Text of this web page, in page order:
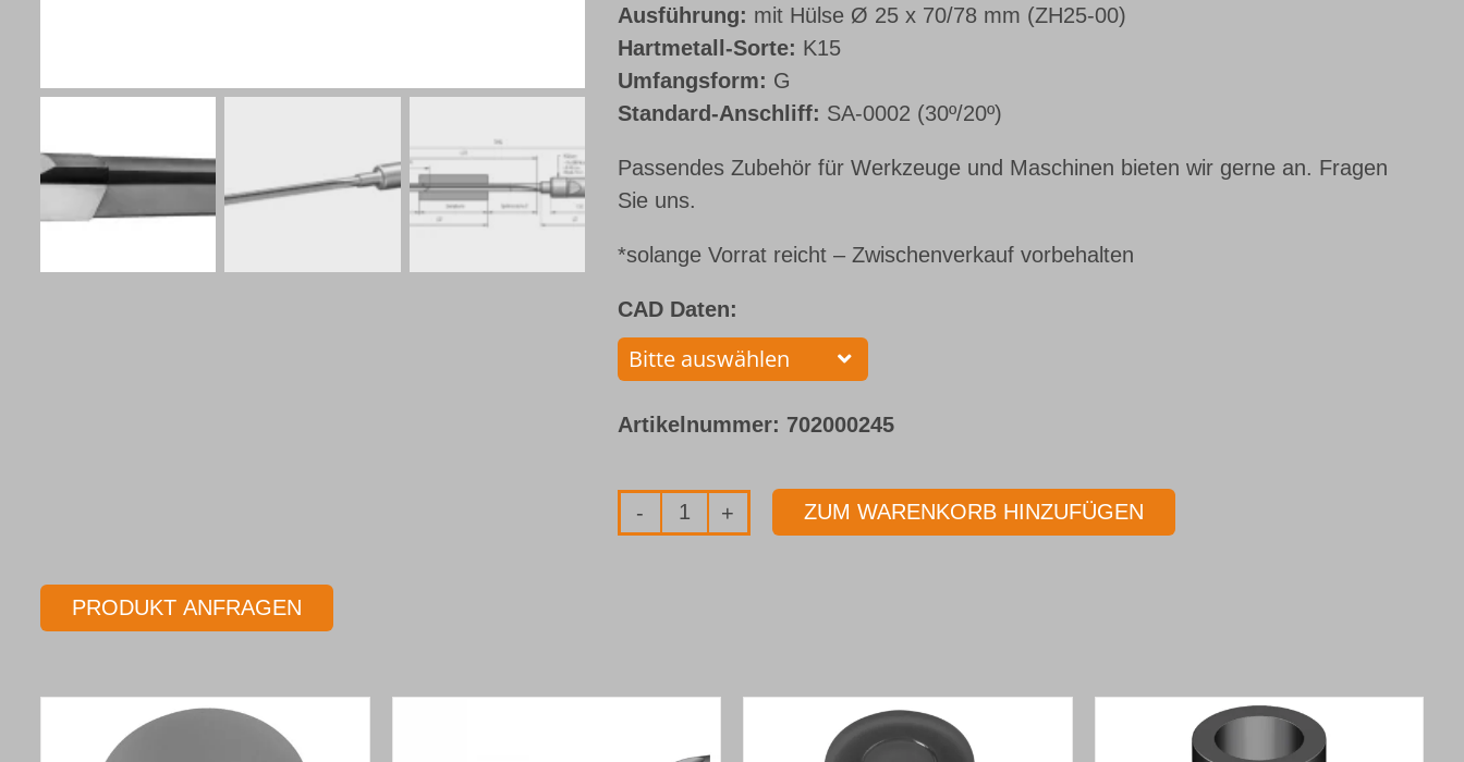
Ausführung: mit Hülse Ø 25 x 70/78 mm (ZH25-00)
Hartmetall-Sorte: K15
Umfangsform: G
Standard-Anschliff: SA-0002 (30º/20º)
Passendes Zubehör für Werkzeuge und Maschinen bieten wir gerne an. Fragen
Sie uns.
*solange Vorrat reicht – Zwischenverkauf vorbehalten
CAD Daten:
Artikelnummer: 702000245
Einlippenbohrer
Menge
ZUM WARENKORB HINZUFÜGEN
PRODUKT ANFRAGEN